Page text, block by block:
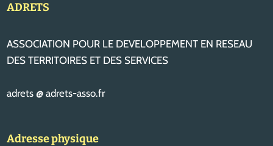
ADRETS
ASSOCIATION POUR LE DEVELOPPEMENT EN RESEAU
DES TERRITOIRES ET DES SERVICES
adrets @ adrets-asso.fr
Adresse physique